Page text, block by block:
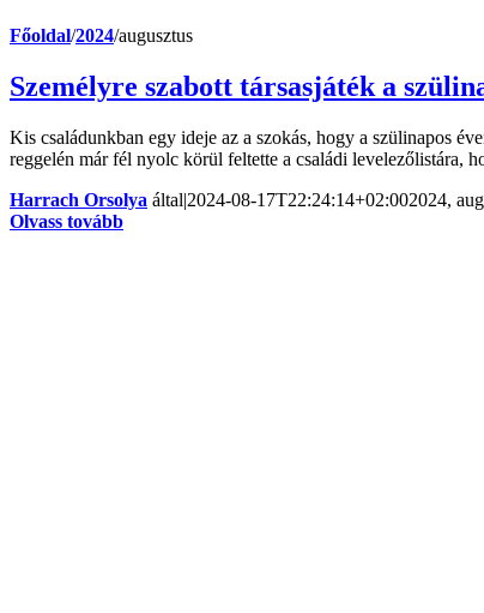
Főoldal/2024/augusztus
Személyre szabott társasjáték a
Kis családunkban egy ideje az a szokás, hogy a szülinapos
reggelén már fél nyolc körül feltette a családi levelezőlistára,
Harrach Orsolya által|2024-08-17T22:24:14+02:002024,
Olvass tovább